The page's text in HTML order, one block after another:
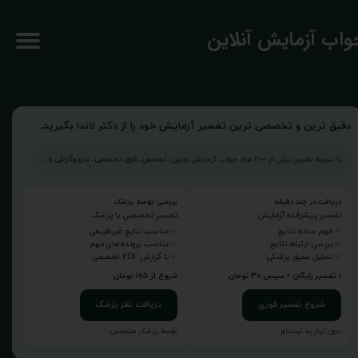
آزمایش آنلاین
دقیق ترین و تخصصی ترین تفسیر آزمایش خود را از دکتر لاندا بگیرید.
با تجربه تفسیر بیش از ۲۰۰ هزار جواب آزمایش روتین، تخصص، فوق تخصصی، سونوگرافی و...
دریافت در چند دقیقه
تفسیر پیشرفته آزمایش
✅ فهم ساده نتایج
✅ بررسی ارتباط نتایج
✅ تحلیل عمیق پزشکی
۱ تفسیر رایگان • سپس ۳۰ تومان
شروع تفسیر فوری
بدون نیاز به ثبت‌نام
بررسی توسط پزشک
تفسیر تخصصی با پزشک
✅ مناسب نتایج غیرطبیعی
✅ مناسب پرونده‌های مهم
✅ با گزارش PDF تخصصی
شروع از ۱۹۵ تومان
دریافت نظر پزشک
توسط پزشک متخصص